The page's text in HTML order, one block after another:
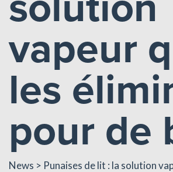
vapeur
les
pour de
News > Punaises de lit : la solution